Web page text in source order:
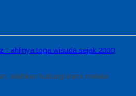
- ahlinya toga wisuda sejak 2000
silahkan hubungi kami melalui